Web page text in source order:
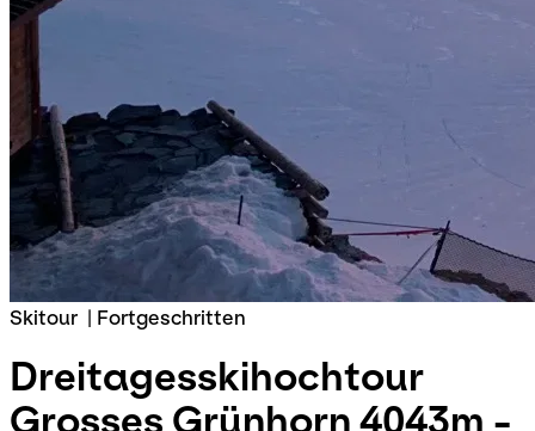
Skitour | Fortgeschritten
Dreitagesskihochtour
Grosses Grünhorn 4043m -